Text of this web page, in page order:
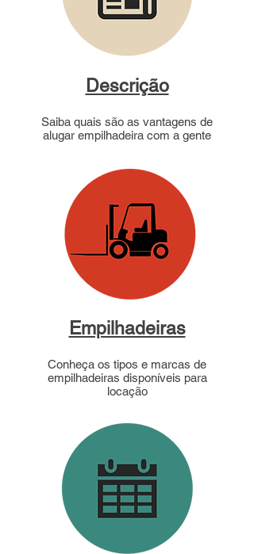
Descrição
Saiba quais são as vantagens de
alugar empilhadeira com a gente
Empilhadeiras
Conheça os tipos e marcas de
empilhadeiras disponíveis para
locação